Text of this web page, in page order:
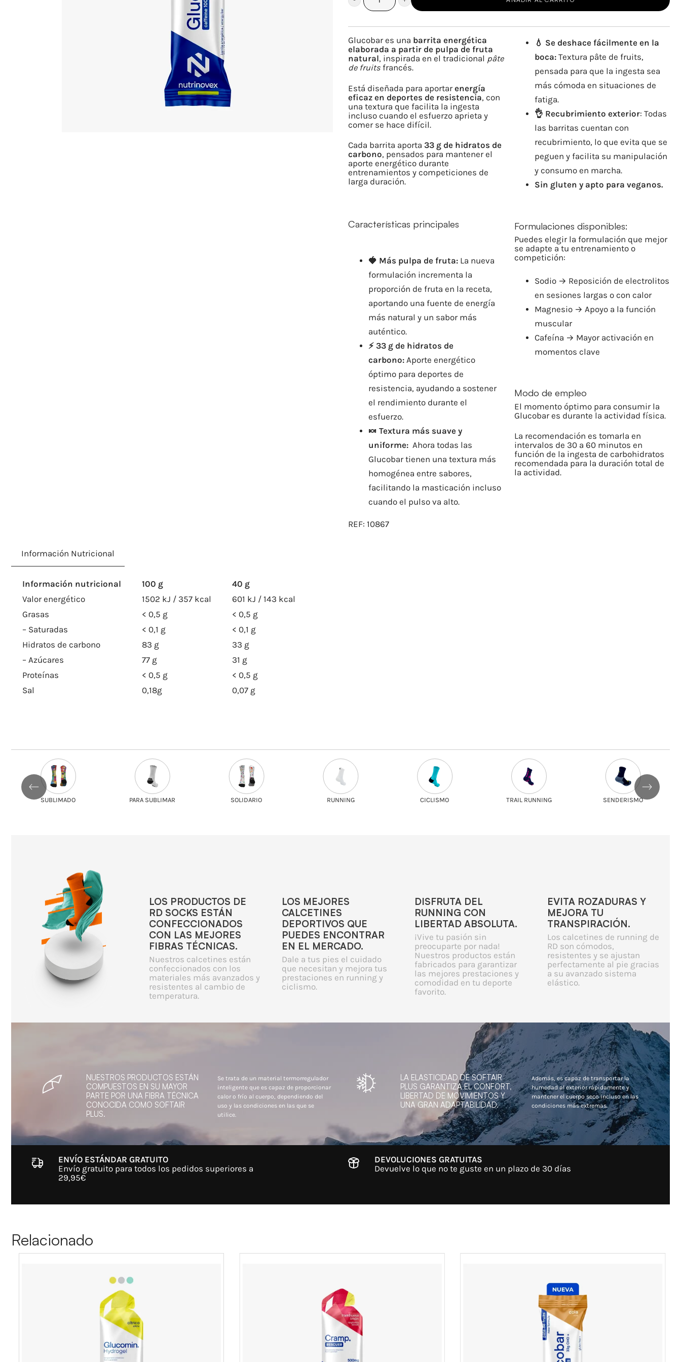
GLUCOBAR
CAFEÍNA
cantidad
Glucobar es una barrita energética
elaborada a partir de pulpa de fruta
natural, inspirada en el tradicional pâte
de fruitsfrancés.
Está diseñada para aportarenergía
eficaz en deportes de resistencia, con
una textura que facilita la ingesta
incluso cuando el esfuerzo aprieta y
comer se hace difícil.
Cada barrita aporta 33 g de hidratos de
carbono, pensados para mantener el
aporte energético durante
entrenamientos y competiciones de
larga duración.
Características principales
🍓 Más pulpa de fruta:La nueva
formulación incrementa la
proporción de fruta en la receta,
aportando una fuente de energía
más natural y un sabor más
auténtico.
⚡ 33 g de hidratos de
carbono:Aporte energético
óptimo para deportes de
resistencia, ayudando a sostener
el rendimiento durante el
esfuerzo.
🍬 Textura más suave y
uniforme: Ahora todas las
Glucobar tienen una textura más
homogénea entre sabores,
facilitando la masticación incluso
cuando el pulso va alto.
💧 Se deshace fácilmente en la
boca: Textura pâte de fruits,
pensada para que la ingesta sea
más cómoda en situaciones de
fatiga.
👌 Recubrimiento exterior: Todas
las barritas cuentan con
recubrimiento, lo que evita que se
peguen y facilita su manipulación
y consumo en marcha.
Sin gluten y apto para veganos.
Formulaciones disponibles:
Puedes elegir la formulación que mejor
se adapte a tu entrenamiento o
competición:
Sodio → Reposición de electrolitos
en sesiones largas o con calor
Magnesio → Apoyo a la función
muscular
Cafeína → Mayor activación en
momentos clave
Modo de empleo
El momento óptimo para consumir la
Glucobar es durante la actividad física.
La recomendación es tomarla en
intervalos de 30 a 60 minutos en
función de la ingesta de carbohidratos
recomendada para la duración total de
la actividad.
REF: 10867
Información Nutricional
Información nutricional 100 g
40 g
Valor energético
1502 kJ / 357 kcal
601 kJ / 143 kcal
Grasas
< 0,5 g
< 0,5 g
– Saturadas
< 0,1 g
< 0,1 g
Hidratos de carbono
83 g
33 g
– Azúcares
77 g
31 g
Proteínas
< 0,5 g
< 0,5 g
Sal
0,18g 0,07 g
RUNNING CICLISMO TRAIL RUNNING SENDERISMO
SUBLIMADO PARA SUBLIMAR SOLIDARIO
LOS PRODUCTOS DE
RD SOCKS ESTÁN
CONFECCIONADOS
CON LAS MEJORES
FIBRAS TÉCNICAS.
Nuestros calcetines están
confeccionados con los
materiales más avanzados y
resistentes al cambio de
temperatura.
LOS MEJORES
CALCETINES
DEPORTIVOS QUE
PUEDES ENCONTRAR
EN EL MERCADO.
Dale a tus pies el cuidado
que necesitan y mejora tus
prestaciones en running y
ciclismo.
DISFRUTA DEL
RUNNING CON
LIBERTAD ABSOLUTA.
¡Vive tu pasión sin
preocuparte por nada!
Nuestros productos están
fabricados para garantizar
las mejores prestaciones y
comodidad en tu deporte
favorito.
EVITA ROZADURAS Y
MEJORA TU
TRANSPIRACIÓN.
Los calcetines de running de
RD son cómodos,
resistentes y se ajustan
perfectamente al pie gracias
a su avanzado sistema
elástico.
NUESTROS PRODUCTOS ESTÁN
COMPUESTOS EN SU MAYOR
PARTE POR UNA FIBRA TÉCNICA
CONOCIDA COMO SOFTAIR
PLUS.
Se trata de un material termorregulador
inteligente que es capaz de proporcionar
calor o frío al cuerpo, dependiendo del
uso y las condiciones en las que se
utilice.
LA ELASTICIDAD DE SOFTAIR
PLUS GARANTIZA EL CONFORT,
LIBERTAD DE MOVIMIENTOS Y
UNA GRAN ADAPTABILIDAD.
Además, es capaz de transportar la
humedad al exterior rápidamente y
mantener el cuerpo seco incluso en las
condiciones más extremas.
ENVÍO ESTÁNDAR GRATUITO
Envío gratuito para todos los pedidos superiores a
29,95€
DEVOLUCIONES GRATUITAS
Devuelve lo que no te guste en un plazo de 30 días
Relacionado